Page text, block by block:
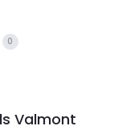
0
Valmont